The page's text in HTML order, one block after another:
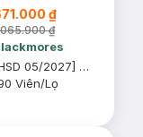
trị giá 70K
có hạn)
₫
₫
[HSD 05/2027] Thực Phẩm Bảo Vệ Sức Khỏe Blackmores Evening Primrose Oil
Viên/Lọ